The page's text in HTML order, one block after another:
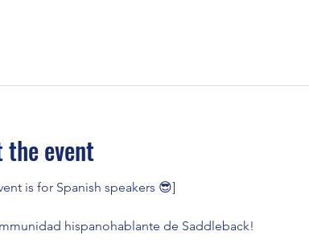
the event
is for Spanish speakers 😎]
hispanohablante de Saddleback!